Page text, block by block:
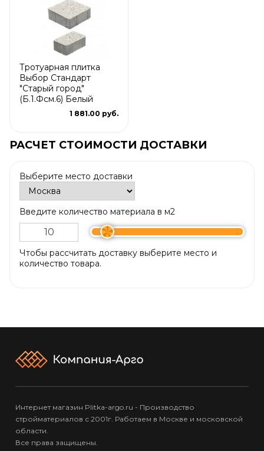
Тротуарная плитка
Выбор Стандарт
"Старый город"
(Б.1.Фсм.6) Белый
1 881.00 руб.
РАСЧЕТ СТОИМОСТИ ДОСТАВКИ
Выберите место доставки
Введите количество материала в м2
Чтобы рассчитать доставку выберите место и
количество товара.
Интернет магазин Plitka-argo.ru - Производство
стройматериалов с 2001г. Работаем в Москве и московской
области.
Все права защищены.